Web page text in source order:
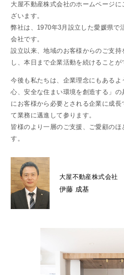
大屋不動産株式会社のホームページ
ざいます。
弊社は、1970年3月設立した愛媛県で
会社です。
設立以来、地域のお客様からのご支
し、本日まで企業活動を続けることが
今後も私たちは、企業理念にもあるよ
心、安全な住まい環境を創造する」の
にお客様から必要とされる企業に成長
て業務に邁進して参ります。
皆様のより一層のご支援、ご愛顧のほ
す。
大屋不動産株式会社
伊藤 成基